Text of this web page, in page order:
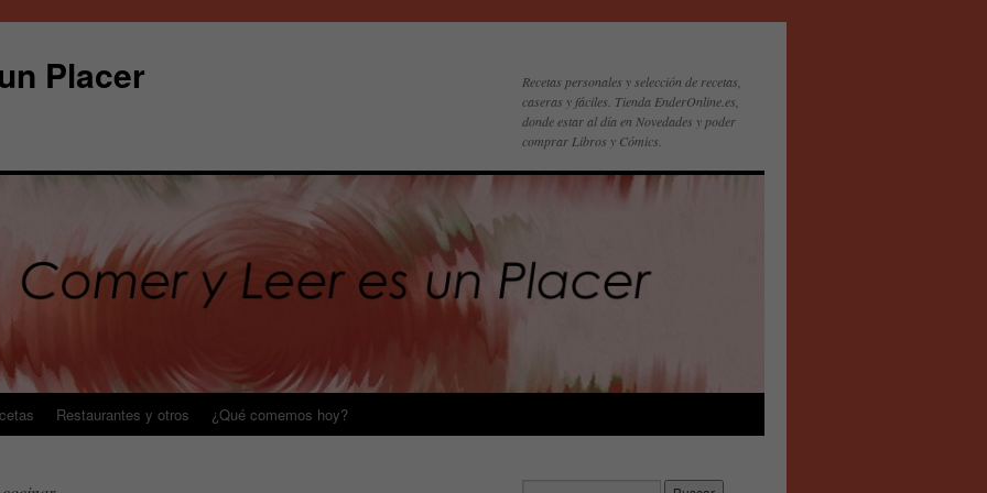
Placer
Recetas personales y selección de recetas,
caseras y fáciles. Tienda EnderOnline.es,
donde estar al día en Novedades y poder
comprar Libros y Cómics.
Restaurantes y otros ¿Qué comemos hoy?